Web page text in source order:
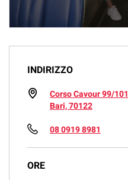
INDIRIZZO
Corso Cavour 99/101
Bari, 70122
08 0919 8981
ORE